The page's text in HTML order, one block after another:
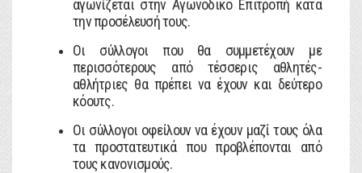
αγωνίζεται στην Αγωνόδικο Επιτροπή κατά
την προσέλευσή τους.
Οι σύλλογοι που θα συμμετέχουν με
περισσότερους από τέσσερις αθλητές-
αθλήτριες θα πρέπει να έχουν και δεύτερο
κόουτς.
Οι σύλλογοι οφείλουν να έχουν μαζί τους όλα
τα προστατευτικά που προβλέπονται από
τους κανονισμούς.